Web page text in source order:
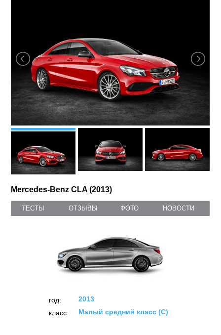
Mercedes-Benz CLA (2013)
ТЕСТЫ ОТЗЫВЫ ФОТО НОВОСТИ
год:
2013
класс:
Малый средний класс (C)